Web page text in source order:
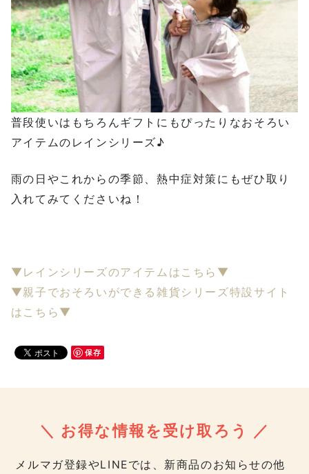
普段使いはもちろんギフトにもぴったりなおそろい
アイテムのレインシリーズ♪
雨の日やこれからの季節、熱中症対策にもぜひ取り
入れてみてくださいね！
▼レインシリーズのアイテムはこちら▼
▼親子でおそろいができる雑貨シリーズ特設サイト
はこちら ▼
保存
＼ お得な情報を受け取ろう ／
メルマガ登録やLINEでは、新商品のお知らせの他